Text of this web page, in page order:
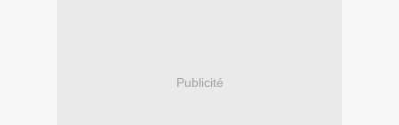
Publicité